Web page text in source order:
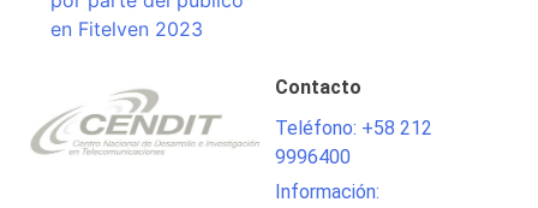
en Fitelven 2023
Contacto
Teléfono: +58 212
9996400
Información: